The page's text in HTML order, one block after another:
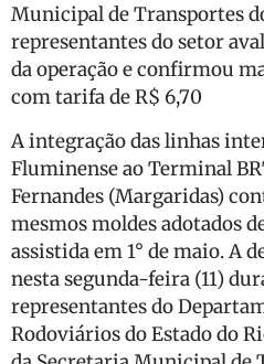
Municipal de Transportes
representantes do setor
da operação e confirmou
com tarifa de R$ 6,70
A integração das linhas
Fluminense ao Terminal
Fernandes (Margaridas)
mesmos moldes adotados
assistida em 1° de maio. A
nesta segunda-feira (11)
representantes do
Rodoviários do Estado do